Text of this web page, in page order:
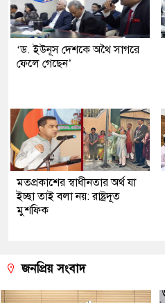
‘ড. ইউনূস দেশকে অথৈ সাগরে
ফেলে গেছেন’
মতপ্রকাশের স্বাধীনতার অর্থ যা
ইচ্ছা তাই বলা নয়: রাষ্ট্রদূত
মুশফিক
জনপ্রিয় সংবাদ